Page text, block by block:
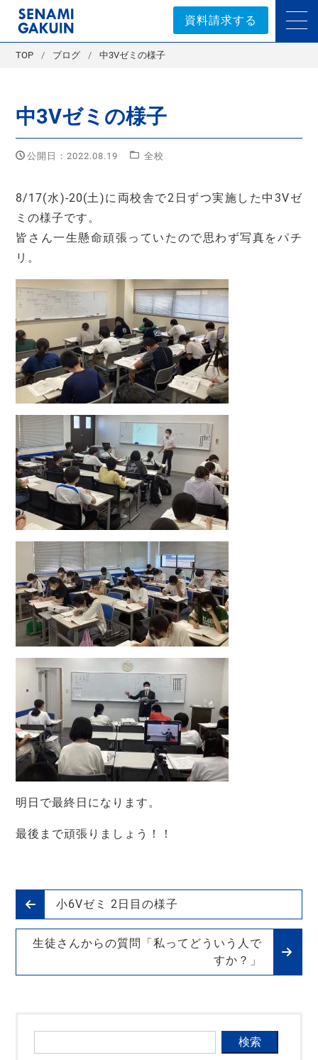
セナミ学院｜学習塾
資料請求する
TOP ブログ 中3Vゼミの様子
中3Vゼミの様子
公開日：2022.08.19 全校
8/17(水)-20(土)に両校舎で2日ずつ実施した中3Vゼ
ミの様子です。
皆さん一生懸命頑張っていたので思わず写真をパチ
リ。
明日で最終日になります。
最後まで頑張りましょう！！
小6Vゼミ 2日目の様子
生徒さんからの質問「私ってどういう人で
すか？」